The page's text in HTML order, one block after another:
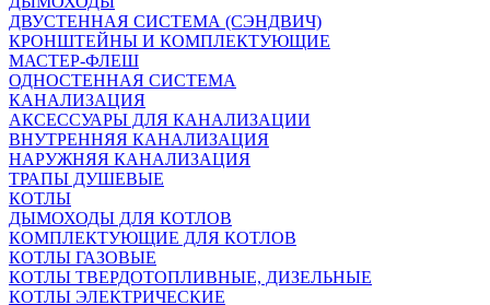
ДВУСТЕННАЯ СИСТЕМА (СЭНДВИЧ)
КРОНШТЕЙНЫ И КОМПЛЕКТУЮЩИЕ
МАСТЕР-ФЛЕШ
ОДНОСТЕННАЯ СИСТЕМА
КАНАЛИЗАЦИЯ
АКСЕССУАРЫ ДЛЯ КАНАЛИЗАЦИИ
ВНУТРЕННЯЯ КАНАЛИЗАЦИЯ
НАРУЖНЯЯ КАНАЛИЗАЦИЯ
ТРАПЫ ДУШЕВЫЕ
КОТЛЫ
ДЫМОХОДЫ ДЛЯ КОТЛОВ
КОМПЛЕКТУЮЩИЕ ДЛЯ КОТЛОВ
КОТЛЫ ГАЗОВЫЕ
КОТЛЫ ТВЕРДОТОПЛИВНЫЕ, ДИЗЕЛЬНЫЕ
КОТЛЫ ЭЛЕКТРИЧЕСКИЕ